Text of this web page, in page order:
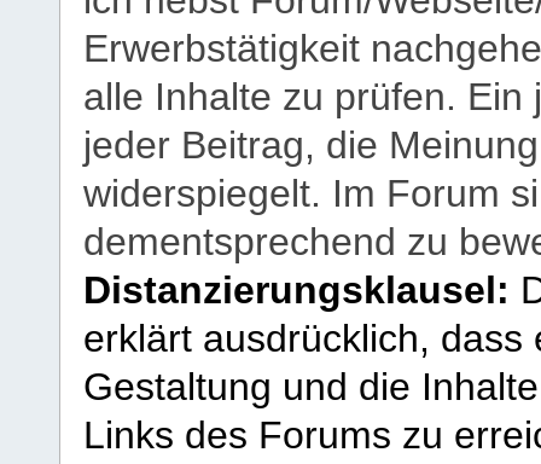
Erwerbstätigkeit
alle Inhalte zu prüfen.
jeder Beitrag, die
widerspiegelt. Im Forum
dementsprechend zu
Distanzierungsklausel:
erklärt ausdrücklich,
Gestaltung und die
Links des Forums zu